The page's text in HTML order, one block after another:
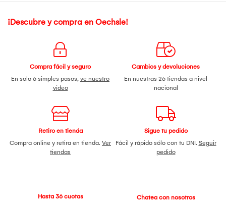
¡Descubre y compra en Oechsle!
Compra fácil y seguro
En solo 6 simples pasos, ve nuestro
video
Cambios y devoluciones
En nuestras 26 tiendas a nivel
nacional
Retiro en tienda
Compra online y retira en tienda. Ver
tiendas
Sigue tu pedido
Fácil y rápido sólo con tu DNI. Seguir
pedido
Hasta 36 cuotas
Chatea con nosotros